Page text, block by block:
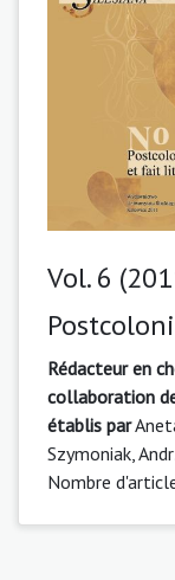
Vol. 6
Rédacteur en
collaboration
établis par
Szymoniak,
Nombre